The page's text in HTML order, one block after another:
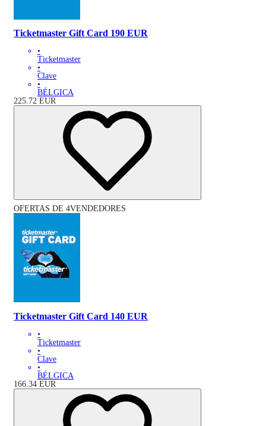
Ticketmaster Gift Card 190 EUR
•
Ticketmaster
•
Clave
•
BÉLGICA
225.72 EUR
OFERTAS DE 4VENDEDORES
Ticketmaster Gift Card 140 EUR
•
Ticketmaster
•
Clave
•
BÉLGICA
166.34 EUR